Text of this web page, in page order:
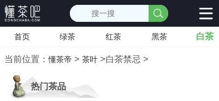
首页 绿茶 红茶 黑茶 白茶
当前位置：懂茶帝 > 茶叶>白茶禁忌 >
热门茶品